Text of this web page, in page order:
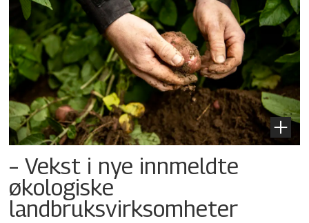
– Vekst i nye innmeldte
økologiske
landbruksvirksomheter